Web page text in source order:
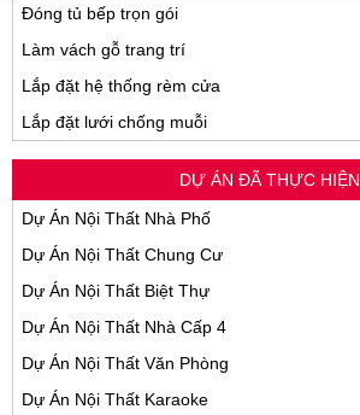
Đóng tủ bếp trọn gói
Làm vách gỗ trang trí
Lắp đặt hệ thống rèm cửa
Lắp đặt lưới chống muỗi
DỰ ÁN ĐÃ THỰC HIỆN
Dự Án Nội Thất Nhà Phố
Dự Án Nội Thất Chung Cư
Dự Án Nội Thất Biệt Thự
Dự Án Nội Thất Nhà Cấp 4
Dự Án Nội Thất Văn Phòng
Dự Án Nội Thất Karaoke